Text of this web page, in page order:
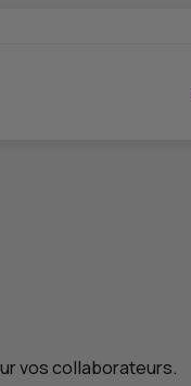
vos collaborateurs.